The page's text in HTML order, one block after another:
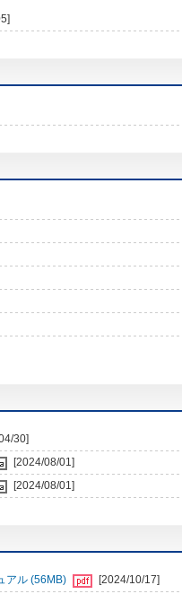
30]
[2024/08/01]
[2024/08/01]
アル (56MB) [2024/10/17]